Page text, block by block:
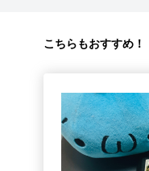
こちらもおすすめ！